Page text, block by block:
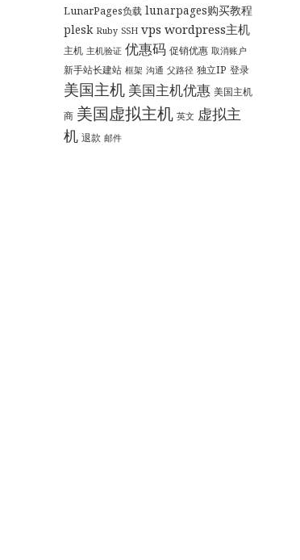
LunarPages负载 lunarpages购买教程
plesk Ruby SSH vps wordpress主机
主机 主机验证 优惠码 促销优惠 取消账户
新手站长建站 框架 沟通 父路径 独立IP 登录
美国主机 美国主机优惠 美国主机
商 美国虚拟主机 英文 虚拟主
机 退款 邮件